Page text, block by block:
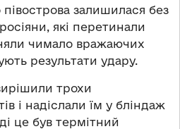
залишилася без
які перетинали
чимало вражаючих
результати удару.
трохи
і надіслали їм у бліндаж
це був термітний